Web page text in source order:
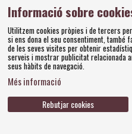
Figueres
Tel. 972 677 520 |
Sitemap | Avís Legal
Contacteu | Bases concursos
Informació sobre
Utilitzem cookies pròpies i de tercers
si ens dona el seu consentiment,
de les seves visites per obtenir
serveis i mostrar publicitat relacionada
seus hàbits de navegació.
Més informació
Rebutjar cookies